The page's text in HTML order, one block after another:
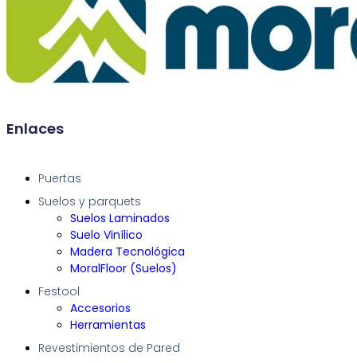
Enlaces
Puertas
Suelos y parquets
Suelos Laminados
Suelo Vinílico
Madera Tecnológica
MoralFloor (Suelos)
Festool
Accesorios
Herramientas
Revestimientos de Pared